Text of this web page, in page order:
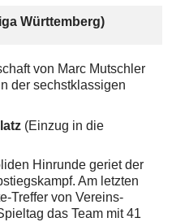
Württemberg)
von Marc Mutschler
der sechstklassigen
(Einzug in die
Hinrunde geriet der
Am letzten
Treffer von Vereins-
das Team mit 41